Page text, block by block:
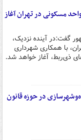
از ۱۰۰ هزار واحد مسکونی در تهران آغاز
گفت:در آینده نزدیک،
تهران، با همکاری شهرداری
ذی‌ربط، آغاز خواهد شد.
در حوزه قانون